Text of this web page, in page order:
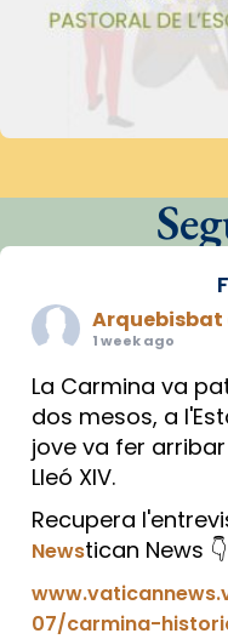
Arquebisbat
1 week ago
La Carmina va
dos mesos, a
jove va fer
Lleó XIV.
Recupera
Newstican News 👇
07/carmina-